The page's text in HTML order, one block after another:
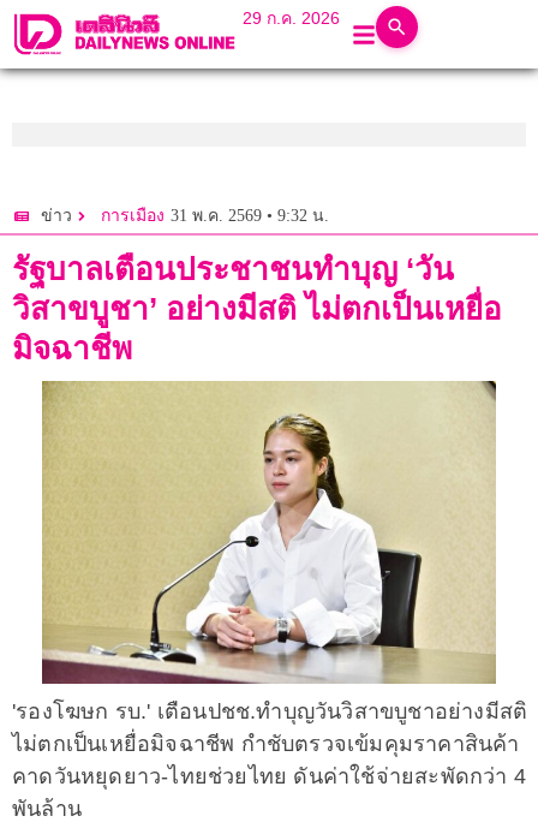
29 ก.ค. 2026
ข่าว การเมือง 31 พ.ค. 2569 • 9:32 น.
รัฐบาลเตือนประชาชนทำบุญ ‘วัน
วิสาขบูชา’ อย่างมีสติ ไม่ตกเป็นเหยื่อ
มิจฉาชีพ
'รองโฆษก รบ.' เตือนปชช.ทำบุญวันวิสาขบูชาอย่างมีสติ
ไม่ตกเป็นเหยื่อมิจฉาชีพ กำชับตรวจเข้มคุมราคาสินค้า
คาดวันหยุดยาว-ไทยช่วยไทย ดันค่าใช้จ่ายสะพัดกว่า 4
พันล้าน